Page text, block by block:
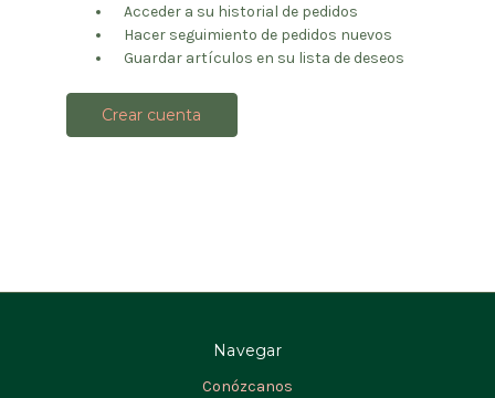
Acceder a su historial de pedidos
Hacer seguimiento de pedidos nuevos
Guardar artículos en su lista de deseos
Crear cuenta
Navegar
Conózcanos